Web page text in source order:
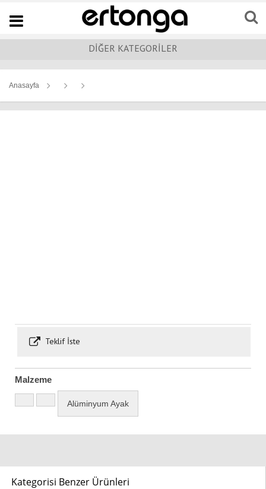
Navigation
DİĞER KATEGORİLER
Anasayfa
Teklif İste
Malzeme
Alüminyum Ayak
Kategorisi Benzer Ürünleri